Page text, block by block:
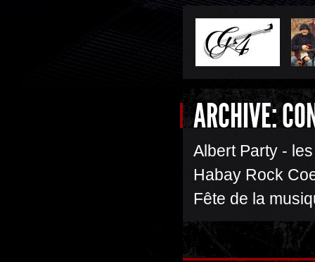
ARCHIVE:
Albert Party -
Habay Rock
Fête de la